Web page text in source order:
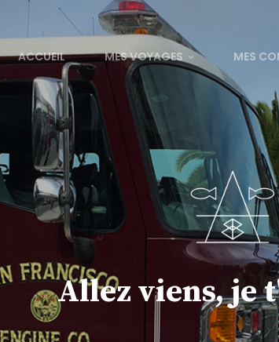
ACCUEIL MES VOYAGES MES
Allez viens, je